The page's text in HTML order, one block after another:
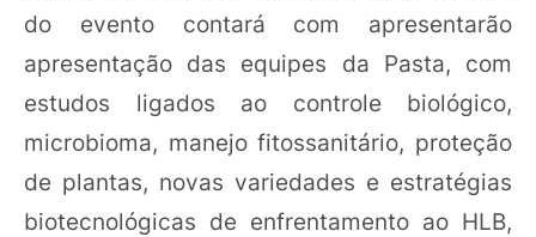
do evento contará com apresentarão
apresentação das equipes da Pasta, com
estudos ligados ao controle biológico,
microbioma, manejo fitossanitário, proteção
de plantas, novas variedades e estratégias
biotecnológicas de enfrentamento ao HLB,